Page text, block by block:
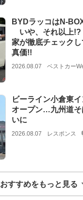
BYDラッコはN-
いや、それ以上
家が徹底チェック
真価!!
2026.08.07 ベストカー
ビーライン小倉東
オープン…九州道そ
いに
2026.08.07 レスポンス
おすすめをもっと見る